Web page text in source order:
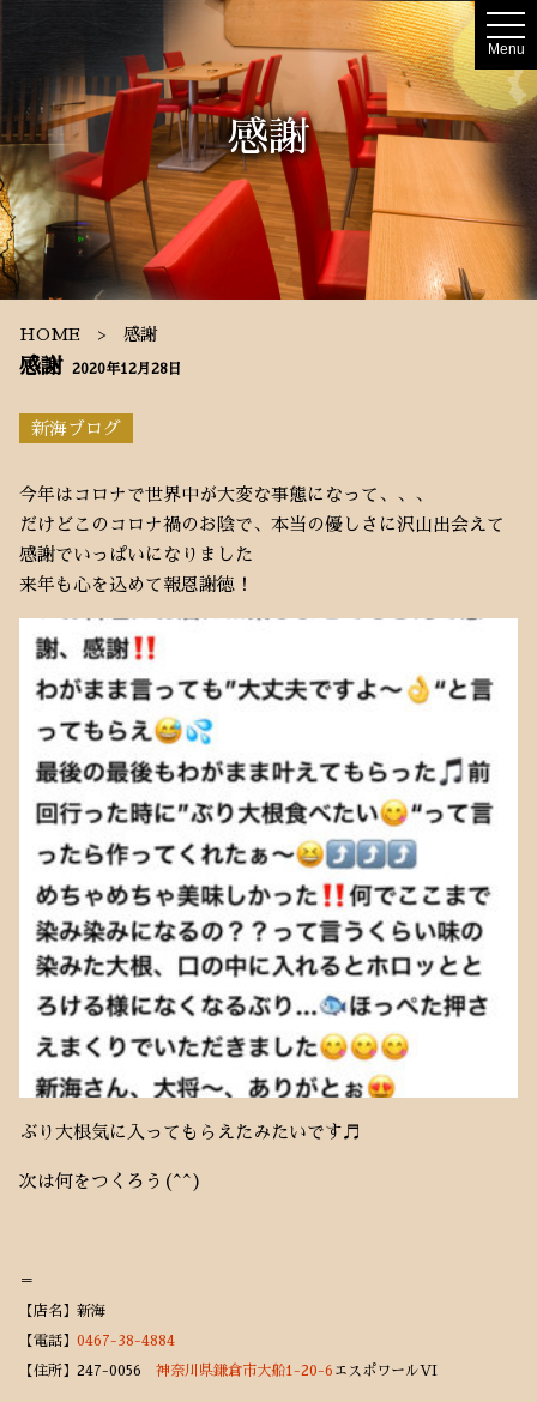
t
o
g
g
e
n
g
a
Menu
感謝
HOME 感謝
感謝 2020年12月28日
新海ブログ
今年はコロナで世界中が大変な事態になって、、、
だけどこのコロナ禍のお陰で、本当の優しさに沢山出会えて
感謝でいっぱいになりました
来年も心を込めて報恩謝徳！
ぶり大根気に入ってもらえたみたいです♬
次は何をつくろう(^^)
＝
【店名】新海
【電話】 0467-38-4884
【住所】247-0056 神奈川県鎌倉市大船1-20-6 エスポワールVI